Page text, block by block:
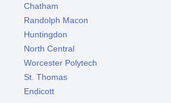
Chatham
Randolph Macon
Huntingdon
North Central
Worcester Polytech
St. Thomas
Endicott